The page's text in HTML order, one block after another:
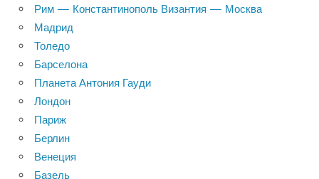
Рим — Константинополь Византия — Москва
Мадрид
Толедо
Барселона
Планета Антония Гауди
Лондон
Париж
Берлин
Венеция
Базель